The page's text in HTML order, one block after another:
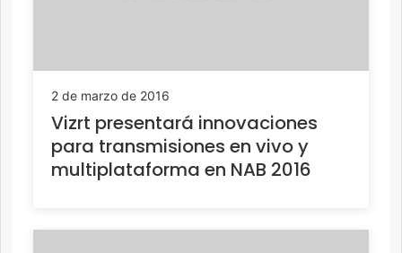
2 de marzo de 2016
Vizrt presentará innovaciones
para transmisiones en vivo y
multiplataforma en NAB 2016